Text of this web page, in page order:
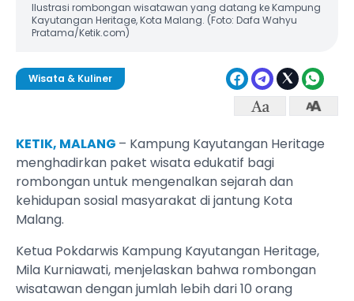
Ilustrasi rombongan wisatawan yang datang ke Kampung
Kayutangan Heritage, Kota Malang. (Foto: Dafa Wahyu
Pratama/Ketik.com)
Wisata & Kuliner
KETIK, MALANG – Kampung Kayutangan Heritage
menghadirkan paket wisata edukatif bagi
rombongan untuk mengenalkan sejarah dan
kehidupan sosial masyarakat di jantung Kota
Malang.
Ketua Pokdarwis Kampung Kayutangan Heritage,
Mila Kurniawati, menjelaskan bahwa rombongan
wisatawan dengan jumlah lebih dari 10 orang